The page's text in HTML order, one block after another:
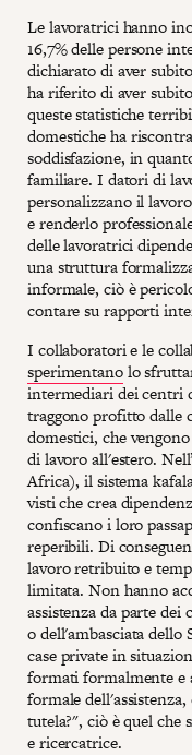
Le lavoratrici hanno
16,7% delle persone
dichiarato di aver
ha riferito di aver
queste statistiche
domestiche ha
soddisfazione, in
familiare. I datori di
personalizzano il
e renderlo
delle lavoratrici
una struttura
informale, ciò è
contare su rapporti
I collaboratori e le
sperimentanolo
intermediari dei centri
traggono profitto dalle
domestici, che
di lavoro all'estero.
Africa), il sistema
visti che crea
confiscano i loro
reperibili. Di
lavoro retribuito e
limitata. Non hanno
assistenza da parte
o dell'ambasciata dello
case private in
formati formalmente e
formale
tutela?", ciò è quel che
e ricercatrice.